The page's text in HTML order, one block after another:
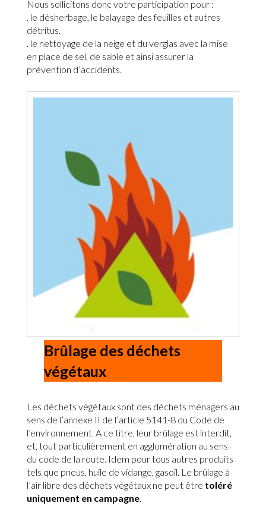
Nous sollicitons donc votre participation pour :
. le désherbage, le balayage des feuilles et autres
détritus.
. le nettoyage de la neige et du verglas avec la mise
en place de sel, de sable et ainsi assurer la
prévention d’accidents.
Brûlage des déchets
végétaux
Les déchets végétaux sont des déchets ménagers au
sens de l’annexe II de l’article 5141-8 du Code de
l’environnement. A ce titre, leur brûlage est interdit,
et, tout particulièrement en agglomération au sens
du code de la route. Idem pour tous autres produits
tels que pneus, huile de vidange, gasoil. Le brûlage à
l’air libre des déchets végétaux ne peut être toléré
uniquement en campagne.